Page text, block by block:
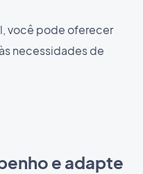
você pode oferecer
necessidades de
e adapte